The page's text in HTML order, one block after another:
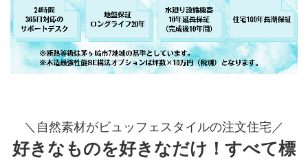
＼自然素材がビュッフェスタイルの注文住宅／
好きなものを好きなだけ！すべて標